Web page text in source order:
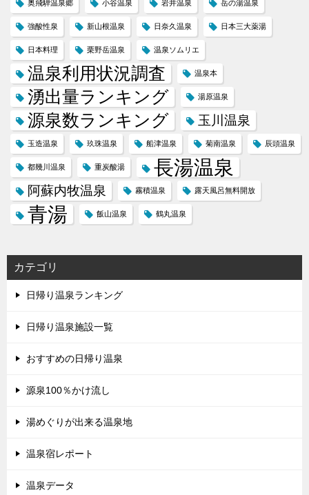
奥飛騨温泉郷 小谷温泉 岩井温泉 岳の湯温泉
強酸性泉 新山根温泉 日奈久温泉 日本三大薬湯
日本料理 栗野岳温泉 温泉ソムリエ
温泉利用状況調査 温泉本
湧出量ランキング 湯原温泉
源泉数ランキング 玉川温泉
玉造温泉 玖珠温泉 船津温泉 菊南温泉 辰頭温泉
都幾川温泉 重炭酸湯 長湯温泉
阿蘇内牧温泉 霧積温泉 露天風呂無料開放
青湯 飯山温泉 鶴丸温泉
カテゴリ
日帰り温泉ランキング
日帰り温泉施設一覧
おすすめの日帰り温泉
源泉100％かけ流し
湯めぐりが出来る温泉地
温泉宿レポート
温泉データ